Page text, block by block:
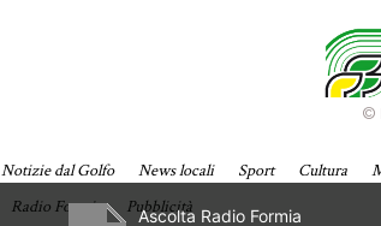
©
Notizie dal Golfo News locali Sport Cultura
Radio Formia Pubblicità
Ascolta Radio Formia